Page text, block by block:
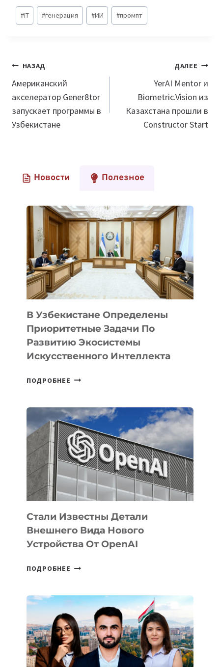
Метки
записи:
#IT #генерация #ИИ #промпт
Навигация
по
записям
НАЗАД
Американский
акселератор Gener8tor
запускает программы в
Узбекистане
ДАЛЕЕ
YerAI Mentor и
Biometric.Vision из
Казахстана прошли в
Constructor Start
Новости Полезное
В Узбекистане Определены
Приоритетные Задачи По
Развитию Экосистемы
Искусственного Интеллекта
ПОДРОБНЕЕ В
ПРИОРИТЕТНЫЕ
ЗАДАЧИ
ПО
РАЗВИТИЮ
ЭКОСИСТЕМЫ
ИСКУССТВЕННОГО
ИНТЕЛЛЕКТА
Стали Известны Детали
Внешнего Вида Нового
Устройства От OpenAI
ПОДРОБНЕЕ СТАЛИ
ВНЕШНЕГО
ВИДА
НОВОГО
УСТРОЙСТВА
ОТ
OPENAI